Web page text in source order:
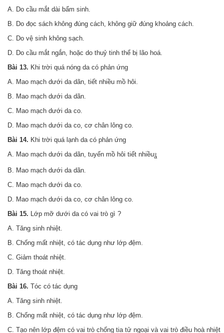
A. Do cầu mắt dài bẩm sinh.
B. Do đọc sách không đúng cách, không giữ đúng khoảng cách.
C. Do vệ sinh không sạch.
D. Do cầu mắt ngắn, hoặc do thuỷ tinh thể bị lão hoá.
Bài 13. Khi trời quá nóng da có phản ứng
A. Mao mạch dưới da dãn, tiết nhiều mồ hôi.
B. Mao mạch dưới da dãn.
C. Mao mạch dưới da co.
D. Mao mạch dưới da co, cơ chân lông co.
Bài 14. Khi trời quá lạnh da có phản ứng
A. Mao mạch dưới da dãn, tuyến mồ hôi tiết nhiềuẵ
B. Mao mạch dưới da dãn.
C. Mao mạch dưới da co.
D. Mao mạch dưới da co, cơ chân lông co.
Bài 15. Lớp mỡ dưới da có vai trò gì ?
A. Tăng sinh nhiệt.
B. Chống mất nhiệt, có tác dụng như lớp đệm.
C. Giảm thoát nhiệt.
D. Tăng thoát nhiệt.
Bài 16. Tóc có tác dụng
A. Tăng sinh nhiệt.
B. Chống mất nhiệt, có tác dụng như lớp đệm.
C. Tạo nên lớp đệm có vai trò chống tia tử ngoại và vai trò điều hoà nhiệt